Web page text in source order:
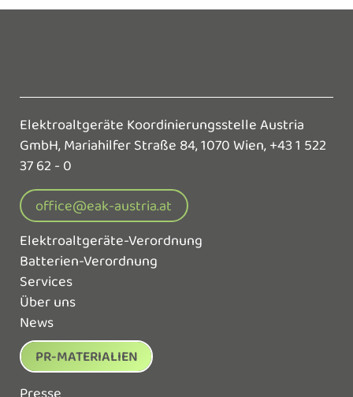
Elektroaltgeräte Koordinierungsstelle Austria
GmbH,Mariahilfer Straße 84, 1070 Wien,+43 1 522
37 62 - 0
office@eak-austria.at
Elektroaltgeräte-Verordnung
Batterien-Verordnung
Services
Über uns
News
PR-MATERIALIEN